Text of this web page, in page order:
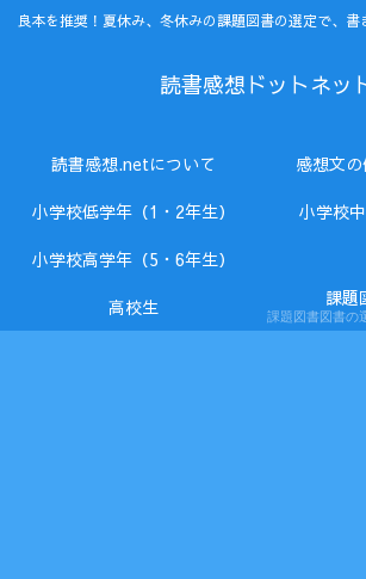
良本を推奨！夏休み、冬休みの課題図書の選定で、書
読書感想ドットネッ
読書感想.netについて
感想文
小学校低学年（1・2年生）
小学校
小学校高学年（5・6年生）
高校生
課題